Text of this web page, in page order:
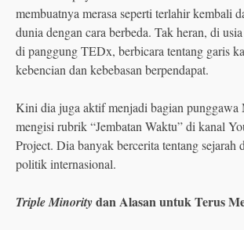
membuatnya merasa seperti terlahir kembali
dunia dengan cara berbeda. Tak heran, di
di panggung TEDx, berbicara tentang garis
kebencian dan kebebasan berpendapat.
Kini dia juga aktif menjadi bagian punggawa
mengisi rubrik “Jembatan Waktu” di kanal
Project. Dia banyak bercerita tentang sejarah
politik internasional.
Triple Minoritydan Alasan untuk Terus